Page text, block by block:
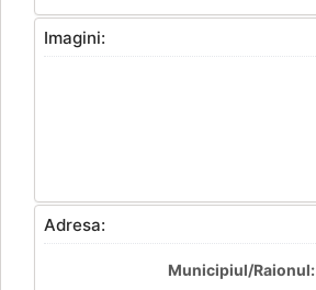
Imagini:
Adresa:
Municipiul/Raionul: